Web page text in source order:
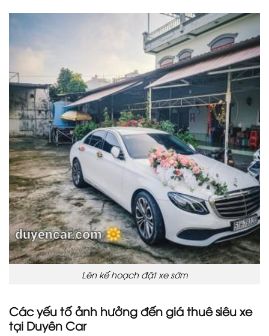
Lên kế hoạch đặt xe sớm
Các yếu tố ảnh hưởng đến giá thuê siêu xe
tại Duyên Car